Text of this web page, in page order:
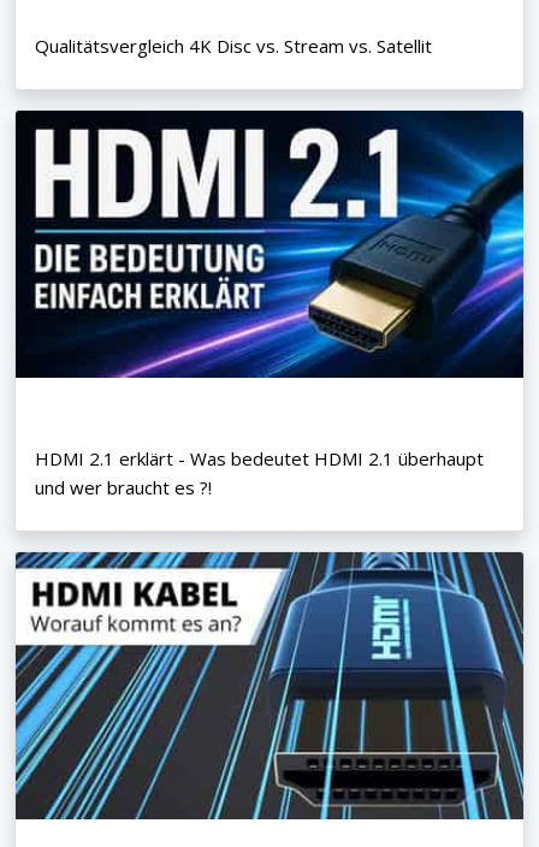
Qualitätsvergleich 4K Disc vs. Stream vs. Satellit
HDMI 2.1 erklärt - Was bedeutet HDMI 2.1 überhaupt
und wer braucht es ?!